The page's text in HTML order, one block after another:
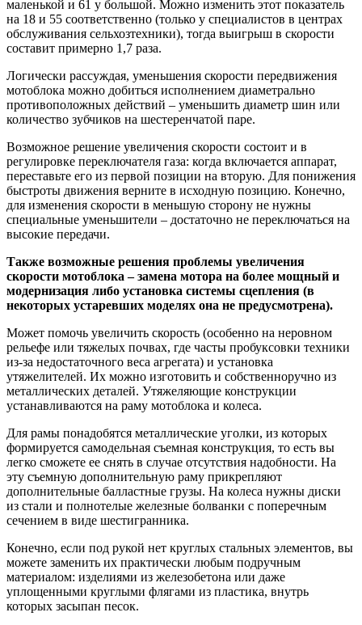
маленькой и 61 у большой. Можно изменить этот показатель
на 18 и 55 соответственно (только у специалистов в центрах
обслуживания сельхозтехники), тогда выигрыш в скорости
составит примерно 1,7 раза.
Логически рассуждая, уменьшения скорости передвижения
мотоблока можно добиться исполнением диаметрально
противоположных действий – уменьшить диаметр шин или
количество зубчиков на шестеренчатой паре.
Возможное решение увеличения скорости состоит и в
регулировке переключателя газа: когда включается аппарат,
переставьте его из первой позиции на вторую. Для понижения
быстроты движения верните в исходную позицию. Конечно,
для изменения скорости в меньшую сторону не нужны
специальные уменьшители – достаточно не переключаться на
высокие передачи.
Также возможные решения проблемы увеличения
скорости мотоблока – замена мотора на более мощный и
модернизация либо установка системы сцепления (в
некоторых устаревших моделях она не предусмотрена).
Может помочь увеличить скорость (особенно на неровном
рельефе или тяжелых почвах, где часты пробуксовки техники
из-за недостаточного веса агрегата) и установка
утяжелителей. Их можно изготовить и собственноручно из
металлических деталей. Утяжеляющие конструкции
устанавливаются на раму мотоблока и колеса.
Для рамы понадобятся металлические уголки, из которых
формируется самодельная съемная конструкция, то есть вы
легко сможете ее снять в случае отсутствия надобности. На
эту съемную дополнительную раму прикрепляют
дополнительные балластные грузы. На колеса нужны диски
из стали и полнотелые железные болванки с поперечным
сечением в виде шестигранника.
Конечно, если под рукой нет круглых стальных элементов, вы
можете заменить их практически любым подручным
материалом: изделиями из железобетона или даже
уплощенными круглыми флягами из пластика, внутрь
которых засыпан песок.